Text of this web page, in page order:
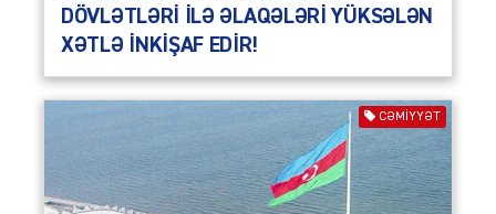
DÖVLƏTLƏRİ İLƏ ƏLAQƏLƏRİ YÜKSƏLƏN
XƏTLƏ İNKİŞAF EDİR!
CƏMIYYƏT